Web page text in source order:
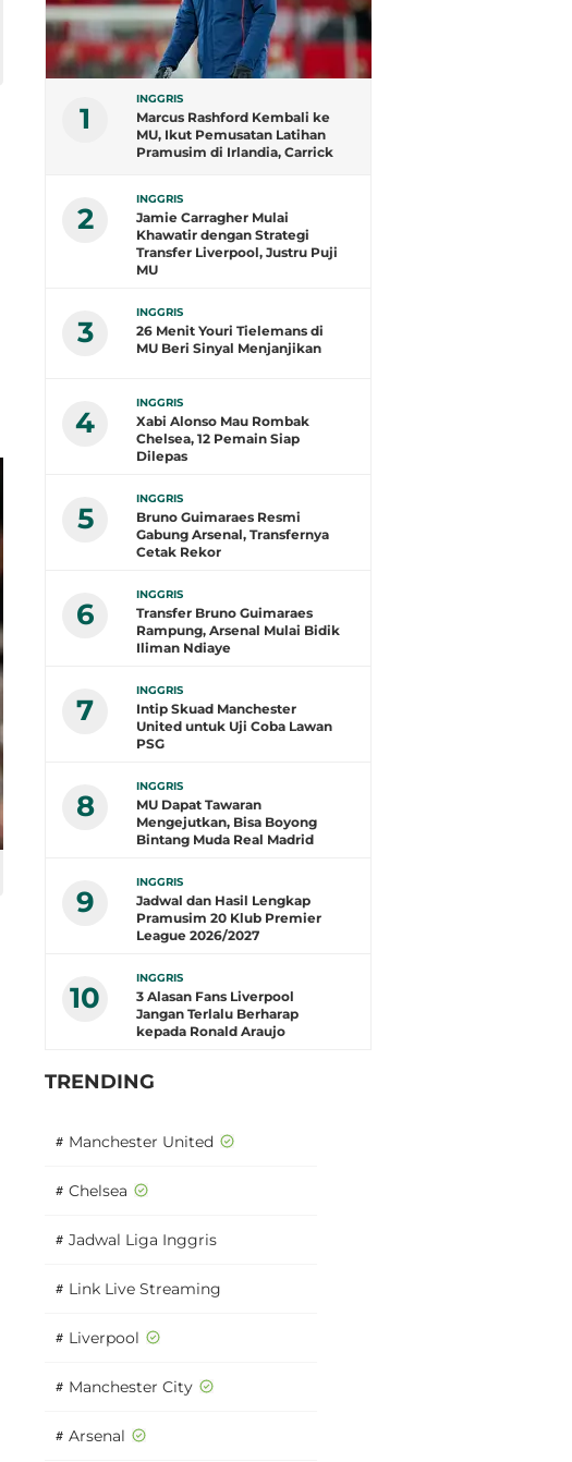
1
INGGRIS
Marcus Rashford Kembali ke
MU, Ikut Pemusatan Latihan
Pramusim di Irlandia, Carrick
2
INGGRIS
Jamie Carragher Mulai
Khawatir dengan Strategi
Transfer Liverpool, Justru Puji
MU
3
INGGRIS
26 Menit Youri Tielemans di
MU Beri Sinyal Menjanjikan
4
INGGRIS
Xabi Alonso Mau Rombak
Chelsea, 12 Pemain Siap
Dilepas
5
INGGRIS
Bruno Guimaraes Resmi
Gabung Arsenal, Transfernya
Cetak Rekor
6
INGGRIS
Transfer Bruno Guimaraes
Rampung, Arsenal Mulai Bidik
Iliman Ndiaye
7
INGGRIS
Intip Skuad Manchester
United untuk Uji Coba Lawan
PSG
8
INGGRIS
MU Dapat Tawaran
Mengejutkan, Bisa Boyong
Bintang Muda Real Madrid
9
INGGRIS
Jadwal dan Hasil Lengkap
Pramusim 20 Klub Premier
League 2026/2027
10
INGGRIS
3 Alasan Fans Liverpool
Jangan Terlalu Berharap
kepada Ronald Araujo
TRENDING
# Manchester United
# Chelsea
# Jadwal Liga Inggris
# Link Live Streaming
# Liverpool
# Manchester City
# Arsenal